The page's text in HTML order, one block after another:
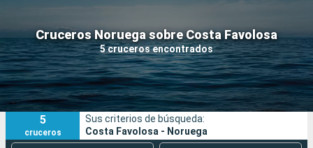
Cruceros Noruega sobre Costa Favolosa
5 cruceros encontrados
Nuestros destinos
Fecha de salida
Puertos Compañías
Buscar
5
cruceros
Sus criterios de búsqueda:
Costa Favolosa - Noruega